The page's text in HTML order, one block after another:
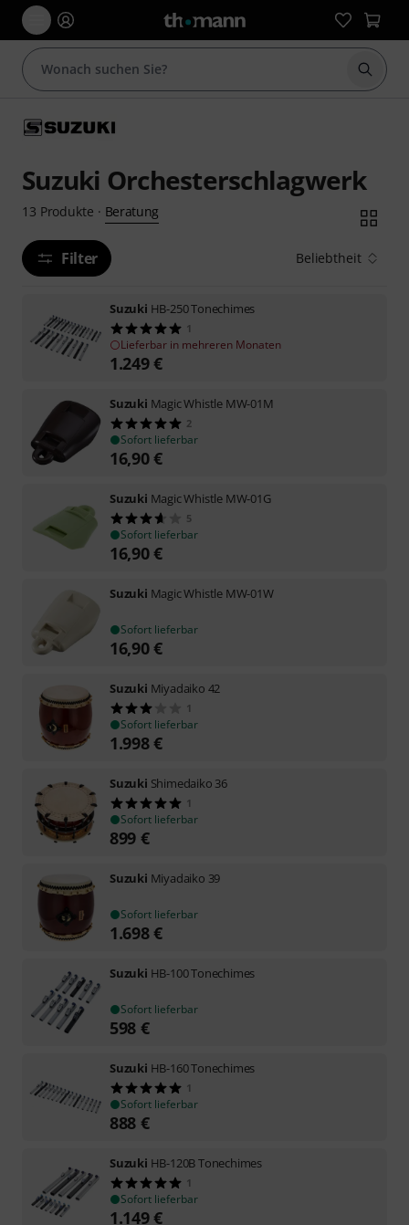
Suche
Suzuki Orchesterschlagwerk
13 Produkte · Beratung
Filter Beliebtheit
Suzuki HB-250 Tonechimes
1
Lieferbar in mehreren Monaten
1.249€
Suzuki Magic Whistle MW-01M
2
Sofort lieferbar
16,90€
Suzuki Magic Whistle MW-01G
5
Sofort lieferbar
16,90€
Suzuki Magic Whistle MW-01W
Sofort lieferbar
16,90€
Suzuki Miyadaiko 42
1
Sofort lieferbar
1.998€
Suzuki Shimedaiko 36
1
Sofort lieferbar
899 €
Suzuki Miyadaiko 39
Sofort lieferbar
1.698€
Suzuki HB-100 Tonechimes
Sofort lieferbar
598 €
Suzuki HB-160 Tonechimes
1
Sofort lieferbar
888 €
Suzuki HB-120B Tonechimes
1
Sofort lieferbar
1.149€